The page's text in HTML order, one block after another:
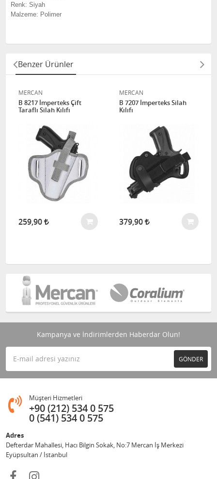
Renk: Siyah
Malzeme: Polimer
Benzer Ürünler
MERCAN
B 8217 İmperteks Çift
Taraflı Silah Kılıfı
259,90
MERCAN
B 7207 İmperteks Silah
Kılıfı
379,90
Kampanya ve İndirimlerden Haberdar Olun!
GÖNDER
Müşteri Hizmetleri
+90 (212) 534 0 575
0 (541) 534 0 575
Adres
Defterdar Mahallesi, Hacı Bilgin Sokak, No:7 Mercan İş Merkezi
Eyüpsultan / İstanbul